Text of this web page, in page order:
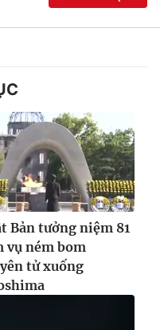
Bản tưởng niệm 81
vụ ném bom
tử xuống